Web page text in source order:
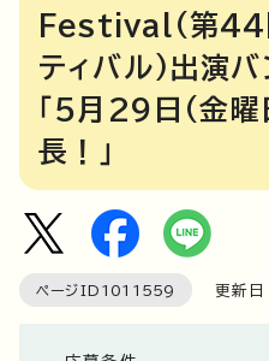
Festival(第44
ティバル)出演バ
「5月29日(金曜
長！」
ページID 1011559 更新日